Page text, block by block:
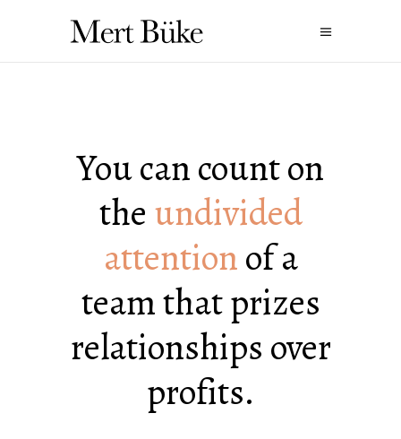
You can count on
the undivided
attentionof a
team that prizes
relationships over
profits.